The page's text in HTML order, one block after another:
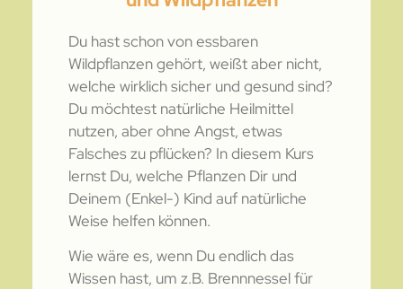
Du hast schon von essbaren
Wildpflanzen gehört, weißt aber nicht,
welche wirklich sicher und gesund sind?
Du möchtest natürliche Heilmittel
nutzen, aber ohne Angst, etwas
Falsches zu pflücken? In diesem Kurs
lernst Du, welche Pflanzen Dir und
Deinem (Enkel-) Kind auf natürliche
Weise helfen können.
Wie wäre es, wenn Du endlich das
Wissen hast, um z.B. Brennnessel für